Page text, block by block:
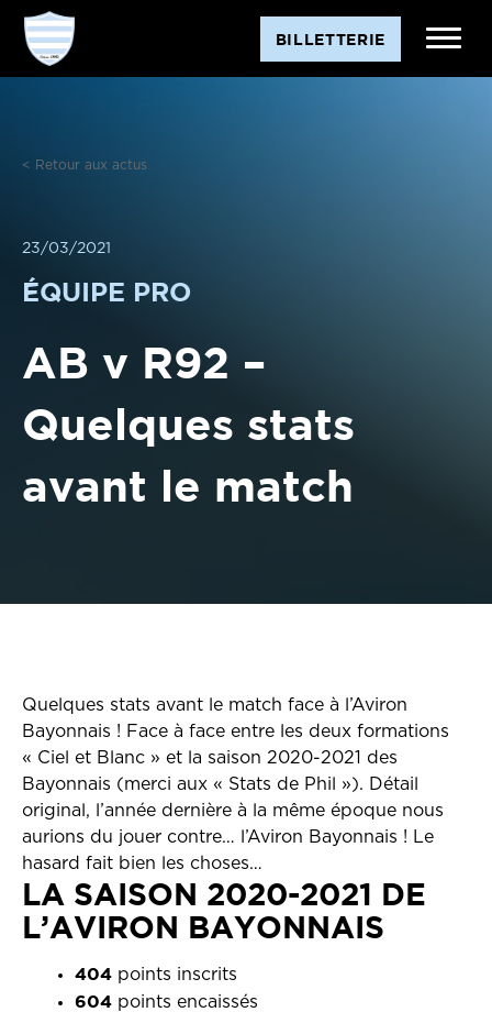
Aller
contenu
BILLETTERIE
< Retour aux actus
23/03/2021
ÉQUIPE PRO
AB v R92 –
Quelques stats
avant le match
Quelques stats avant le match face à l’Aviron
Bayonnais ! Face à face entre les deux formations
« Ciel et Blanc » et la saison 2020-2021 des
Bayonnais (merci aux « Stats de Phil »). Détail
original, l’année dernière à la même époque nous
aurions du jouer contre… l’Aviron Bayonnais ! Le
hasard fait bien les choses…
LA SAISON 2020-2021 DE
L’AVIRON BAYONNAIS
404 points inscrits
604 points encaissés